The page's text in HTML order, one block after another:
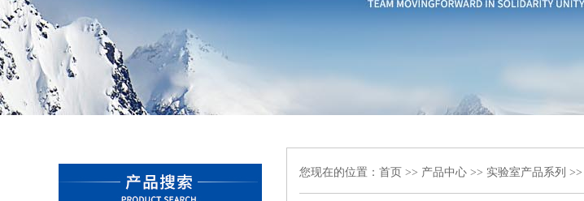
您现在的位置： 首页 >> 产品中心 >> 实验室产品系列 >>